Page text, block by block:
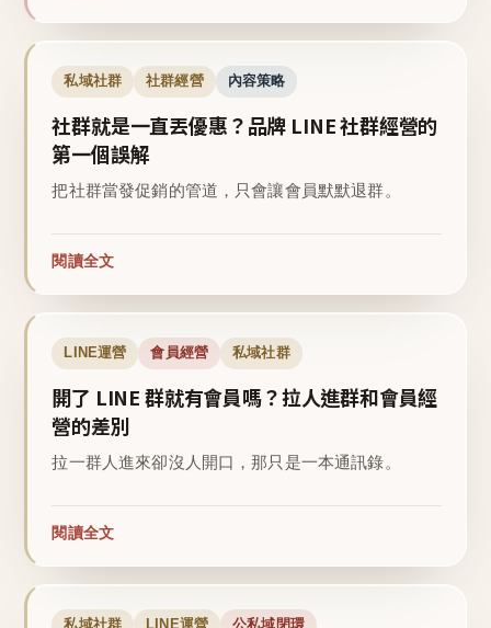
私域社群 社群經營 內容策略
社群就是一直丟優惠？品牌 LINE 社群經營的
第一個誤解
把社群當發促銷的管道，只會讓會員默默退群。
閱讀全文
LINE運營 會員經營 私域社群
開了 LINE 群就有會員嗎？拉人進群和會員經
營的差別
拉一群人進來卻沒人開口，那只是一本通訊錄。
閱讀全文